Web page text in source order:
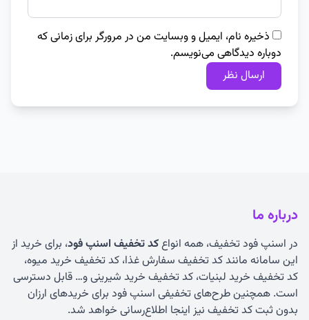
ذخیره نام، ایمیل و وبسایت من در مرورگر برای زمانی که
دوباره دیدگاهی می‌نویسم.
درباره ما
در اسنپ فود تخفیف، همه انواعکد تخفیف اسنپ فود، برای خرید از
این سامانه مانند کد تخفیف سفارش غذا، کد تخفیف خرید میوه،
کد تخفیف خرید لبنیات، کد تخفیف خرید شیرینی و… قابل دسترسی
است. همچنین طرح‌های تخفیفی اسنپ فود برای خریدهای ارزان
بدون ثبت کد تخفیف نیز اینجا اطلاع‌رسانی خواهد شد.